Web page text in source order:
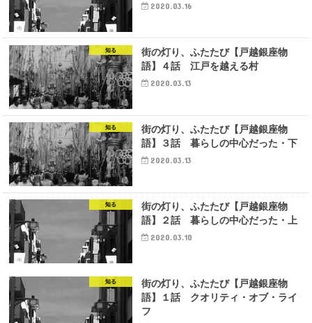
2020.03.16
知る
街の灯り、ふたたび【戸越銀座物
語】４話 江戸を越える村
2020.03.13
知る
街の灯り、ふたたび【戸越銀座物
語】３話 暮らしの中心だった・下
2020.03.13
知る
街の灯り、ふたたび【戸越銀座物
語】２話 暮らしの中心だった・上
2020.03.10
知る
街の灯り、ふたたび【戸越銀座物
語】１話 クオリティ・オブ・ライ
フ